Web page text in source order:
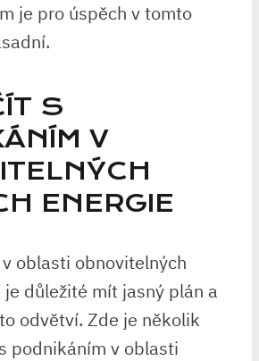
je pro úspěch v tomto
S
V
ENERGIE
oblasti obnovitelných
důležité mít jasný plán a
odvětví. Zde je několik
podnikáním v oblasti